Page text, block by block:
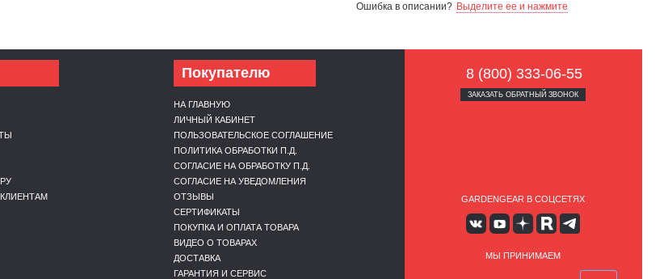
Ошибка в описании? Выделите ее и нажмите
Покупателю
НА ГЛАВНУЮ
ЛИЧНЫЙ КАБИНЕТ
ПОЛЬЗОВАТЕЛЬСКОЕ СОГЛАШЕНИЕ
ПОЛИТИКА ОБРАБОТКИ П.Д.
СОГЛАСИЕ НА ОБРАБОТКУ П.Д.
СОГЛАСИЕ НА УВЕДОМЛЕНИЯ
ОТЗЫВЫ
СЕРТИФИКАТЫ
ПОКУПКА И ОПЛАТА ТОВАРА
ВИДЕО О ТОВАРАХ
ДОСТАВКА
ГАРАНТИЯ И СЕРВИС
8 (800) 333-06-55
ЗАКАЗАТЬ ОБРАТНЫЙ ЗВОНОК
GARDENGEAR В СОЦСЕТЯХ
МЫ ПРИНИМАЕМ